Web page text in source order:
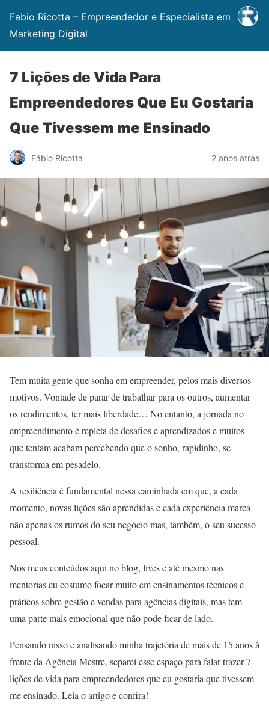
Fabio Ricotta – Empreendedor e Especialista em
Marketing Digital
7 Lições de Vida Para
Empreendedores Que Eu Gostaria
Que Tivessem me Ensinado
Fábio Ricotta 2 anos atrás
Tem muita gente que sonha em empreender, pelos mais diversos
motivos. Vontade de parar de trabalhar para os outros, aumentar
os rendimentos, ter mais liberdade… No entanto, a jornada no
empreendimento é repleta de desafios e aprendizados e muitos
que tentam acabam percebendo que o sonho, rapidinho, se
transforma em pesadelo.
A resiliência é fundamental nessa caminhada em que, a cada
momento, novas lições são aprendidas e cada experiência marca
não apenas os rumos do seu negócio mas, também, o seu sucesso
pessoal.
Nos meus conteúdos aqui no blog, lives e até mesmo nas
mentorias eu costumo focar muito em ensinamentos técnicos e
práticos sobre gestão e vendas para agências digitais, mas tem
uma parte mais emocional que não pode ficar de lado.
Pensando nisso e analisando minha trajetória de mais de 15 anos à
frente da Agência Mestre, separei esse espaço para falar trazer 7
lições de vida para empreendedores que eu gostaria que tivessem
me ensinado. Leia o artigo e confira!